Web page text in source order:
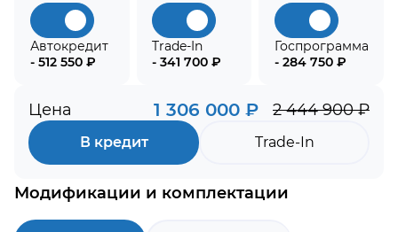
Автокредит
- 512 550 ₽
Trade-In
- 341 700 ₽
Госпрограмма
- 284 750 ₽
Цена 1 306 000 ₽ 2 444 900 ₽
В кредит Trade-In
Модификации и комплектации